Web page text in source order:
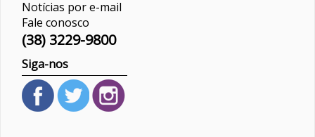
Notícias por e-mail
Fale conosco
(38) 3229-9800
Siga-nos